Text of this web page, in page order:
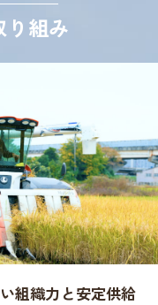
り組み
組織力と安定供給